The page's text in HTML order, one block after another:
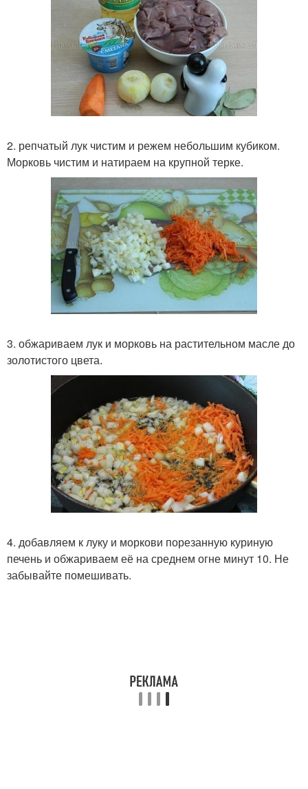
2. репчатый лук чистим и режем небольшим кубиком.
Морковь чистим и натираем на крупной терке.
3. обжариваем лук и морковь на растительном масле до
золотистого цвета.
4. добавляем к луку и моркови порезанную куриную
печень и обжариваем её на среднем огне минут 10. Не
забывайте помешивать.